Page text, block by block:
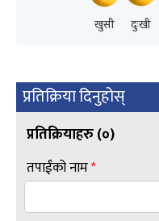
खुसी दुःखी
प्रतिक्रिया दिनुहोस्
प्रतिक्रियाहरु (०)
तपाईंको नाम*